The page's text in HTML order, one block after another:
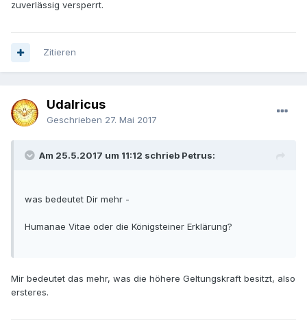
zuverlässig versperrt.
Zitieren
Udalricus
Geschrieben 27. Mai 2017
Am 25.5.2017 um 11:12 schrieb Petrus:
was bedeutet Dir mehr -
Humanae Vitae oder die Königsteiner Erklärung?
Mir bedeutet das mehr, was die höhere Geltungskraft besitzt, also
ersteres.